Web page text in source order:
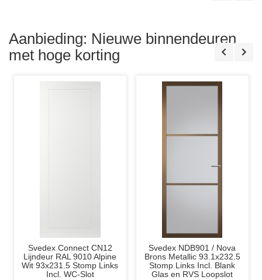
in
Lood
D6
Aanbieding: Nieuwe binnendeuren
met hoge korting
Svedex Connect CN12
Lijndeur RAL 9010 Alpine
Wit 93x231.5 Stomp Links
Incl. WC-Slot
Svedex NDB901 / Nova
Brons Metallic 93.1x232.5
Stomp Links Incl. Blank
Glas en RVS Loopslot